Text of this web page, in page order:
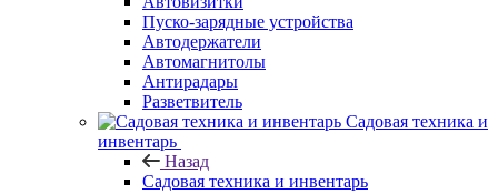
Пуско-зарядные устройства
Автодержатели
Автомагнитолы
Антирадары
Разветвитель
Садовая техника и
инвентарь
Назад
Садовая техника и инвентарь